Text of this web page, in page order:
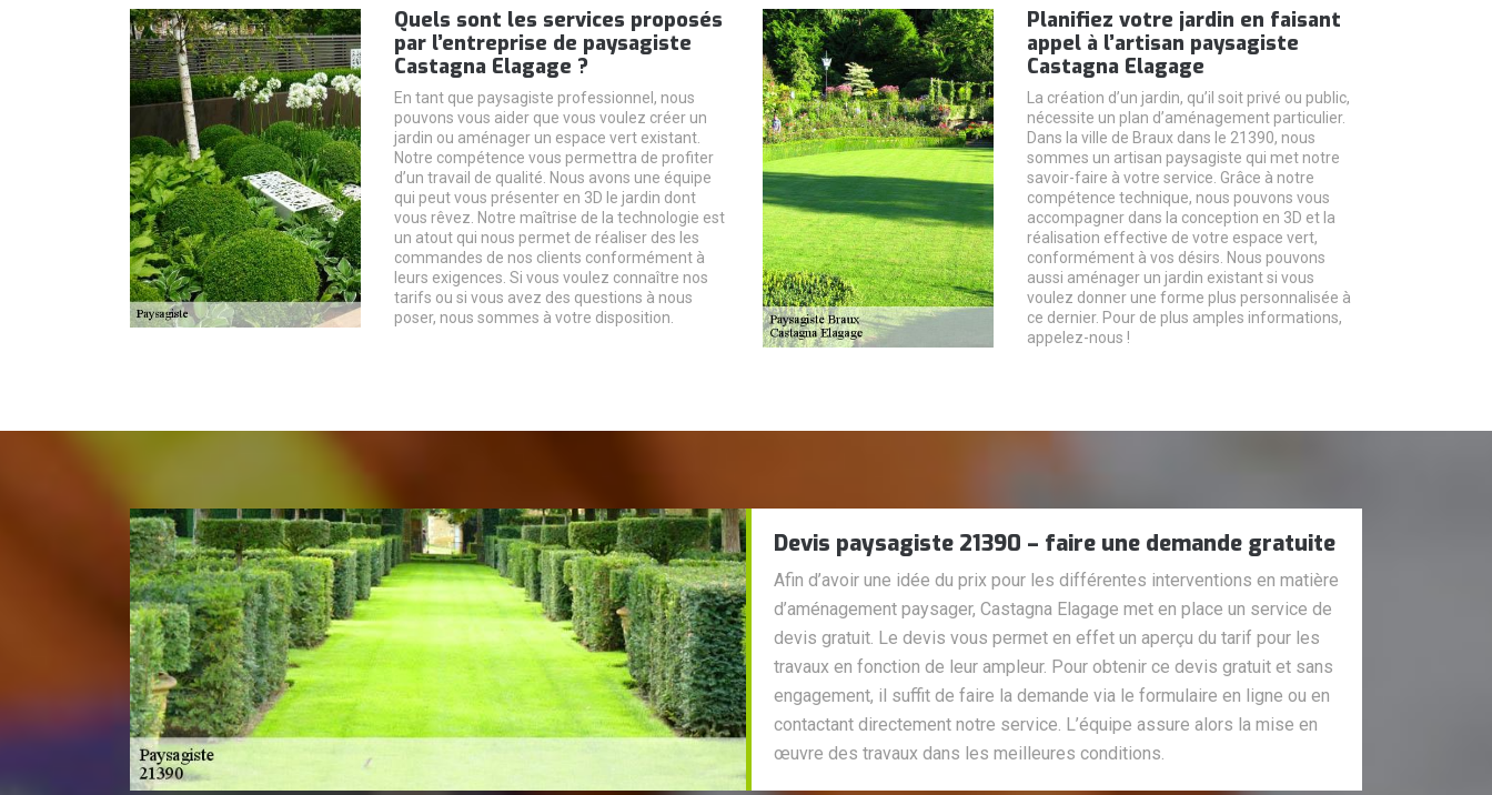
Quels sont les services proposés
par l’entreprise de paysagiste
Castagna Elagage ?
En tant que paysagiste professionnel, nous
pouvons vous aider que vous voulez créer un
jardin ou aménager un espace vert existant.
Notre compétence vous permettra de profiter
d’un travail de qualité. Nous avons une équipe
qui peut vous présenter en 3D le jardin dont
vous rêvez. Notre maîtrise de la technologie est
un atout qui nous permet de réaliser des les
commandes de nos clients conformément à
leurs exigences. Si vous voulez connaître nos
tarifs ou si vous avez des questions à nous
poser, nous sommes à votre disposition.
Planifiez votre jardin en faisant
appel à l’artisan paysagiste
Castagna Elagage
La création d’un jardin, qu’il soit privé ou public,
nécessite un plan d’aménagement particulier.
Dans la ville de Braux dans le 21390, nous
sommes un artisan paysagiste qui met notre
savoir-faire à votre service. Grâce à notre
compétence technique, nous pouvons vous
accompagner dans la conception en 3D et la
réalisation effective de votre espace vert,
conformément à vos désirs. Nous pouvons
aussi aménager un jardin existant si vous
voulez donner une forme plus personnalisée à
ce dernier. Pour de plus amples informations,
appelez-nous !
Devis paysagiste 21390 – faire une demande gratuite
Afin d’avoir une idée du prix pour les différentes interventions en matière
d’aménagement paysager, Castagna Elagage met en place un service de
devis gratuit. Le devis vous permet en effet un aperçu du tarif pour les
travaux en fonction de leur ampleur. Pour obtenir ce devis gratuit et sans
engagement, il suffit de faire la demande via le formulaire en ligne ou en
contactant directement notre service. L’équipe assure alors la mise en
œuvre des travaux dans les meilleures conditions.